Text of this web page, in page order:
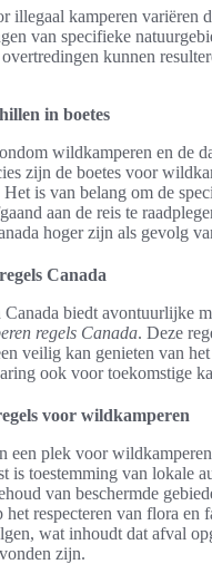
illegaal kamperen variëren
van specifieke
kunnen
in boetes
wildkamperen en de
zijn de boetes voor
Het is van belang om de
aan de reis te
hoger zijn als gevolg
Canada
biedt avontuurlijke
regels Canada. Deze
veilig kan genieten van
ook voor toekomstige
voor wildkamperen
een plek voor
is toestemming van lokale
van beschermde
respecteren van flora en
wat inhoudt dat afval
zijn.